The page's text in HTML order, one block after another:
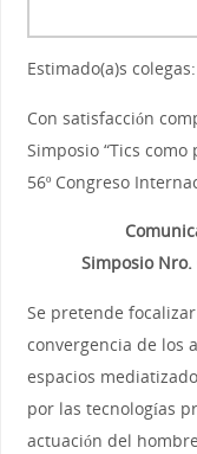
Estimado(a)s colegas:
Con satisfacción
Simposio “Tics
56º Congreso
Simposio Nro.
Se pretende
convergencia de los
espacios
por las tecnologías
actuación del